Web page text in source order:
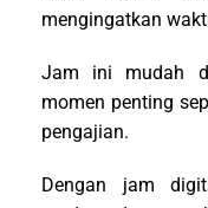
mengingatkan
Jam ini mudah
momen penting
pengajian.
Dengan jam